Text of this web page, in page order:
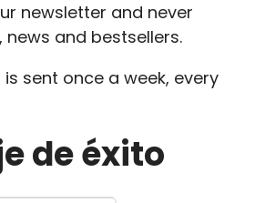
newsletter and never
news and bestsellers.
sent once a week, every
de éxito